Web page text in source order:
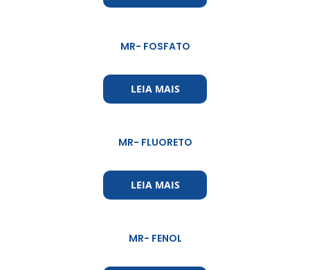
MR- FOSFATO
LEIA MAIS
MR- FLUORETO
LEIA MAIS
MR- FENOL